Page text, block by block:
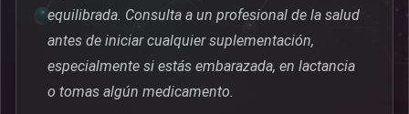
equilibrada. Consulta a un profesional de la salud
antes de iniciar cualquier suplementación,
especialmente si estás embarazada, en lactancia
o tomas algún medicamento.